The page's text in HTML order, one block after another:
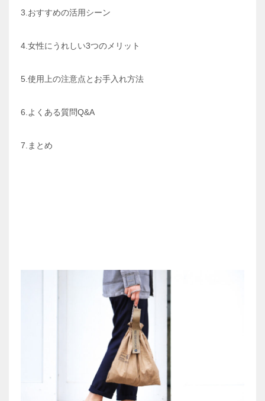
3.おすすめの活用シーン
4.女性にうれしい3つのメリット
5.使用上の注意点とお手入れ方法
6.よくある質問Q&A
7.まとめ